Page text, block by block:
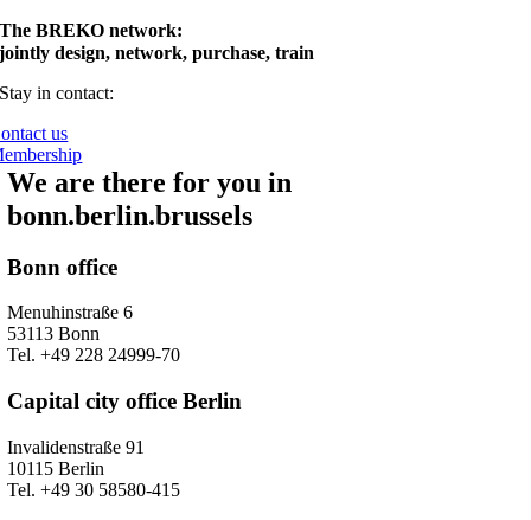
The BREKO network:
jointly design, network, purchase, train
Stay in contact:
us
We are there for you in
bonn.berlin.brussels
Bonn office
Menuhinstraße 6
53113 Bonn
Tel. +49 228 24999-70
Capital city office Berlin
Invalidenstraße 91
10115 Berlin
Tel. +49 30 58580-415